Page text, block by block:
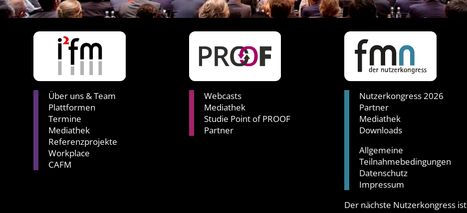
Über uns & Team
Plattformen
Termine
Mediathek
Referenzprojekte
Workplace
CAFM
Webcasts
Mediathek
Studie Point of PROOF
Partner
Nutzerkongress 2026
Partner
Mediathek
Downloads
Allgemeine
Teilnahmebedingungen
Datenschutz
Impressum
Der nächste Nutzerkongress ist